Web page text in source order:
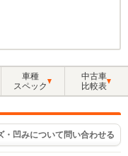
車種
スペック
中古車
比較表
・凹みについて問い合わせる